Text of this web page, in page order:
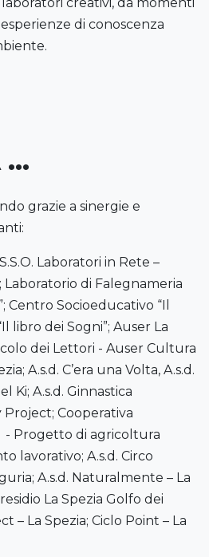
creativi, da momenti
di conoscenza
...
grazie a sinergie e
Laboratori in Rete –
di Falegnameria
Centro Socioeducativo “Il
libro dei Sogni”; Auser La
dei Lettori - Auser Cultura
A.s.d. C’era una Volta, A.s.d.
Ki; A.s.d. Ginnastica
Cooperativa
- Progetto di agricoltura
lavorativo; A.s.d. Circo
A.s.d. Naturalmente – La
La Spezia Golfo dei
– La Spezia; Ciclo Point – La